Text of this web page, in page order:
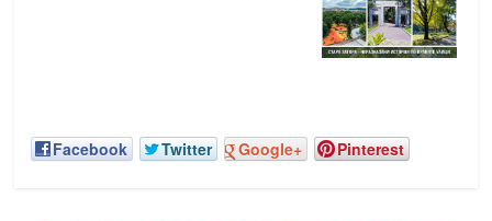
Facebook Twitter Google+ Pinterest